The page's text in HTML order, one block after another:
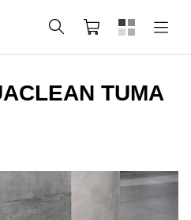
Søk Handlekurv
TUMA